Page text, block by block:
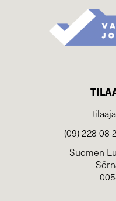
(09) 228 08
Suomen